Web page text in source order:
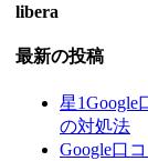
libera
最新の投稿
星1Google
の対処法
Google口